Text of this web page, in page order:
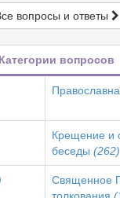
вопросы и ответы
Категории вопросов
Крещение и
беседы (262)
Священное